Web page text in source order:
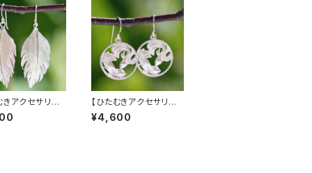
きアクセサリー】
ピアス
【ひたむきアクセサリー】
フィッシュピアス
¥4,600